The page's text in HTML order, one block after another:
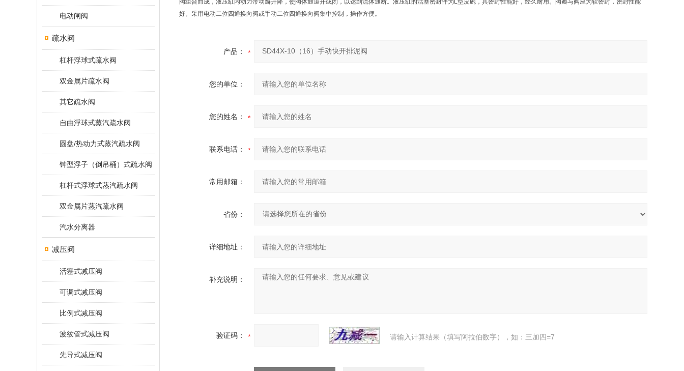
电动闸阀
疏水阀
杠杆浮球式疏水阀
双金属片疏水阀
其它疏水阀
自由浮球式蒸汽疏水阀
圆盘/热动力式蒸汽疏水阀
钟型浮子（倒吊桶）式疏水阀
杠杆式浮球式蒸汽疏水阀
双金属片蒸汽疏水阀
汽水分离器
减压阀
活塞式减压阀
可调式减压阀
比例式减压阀
波纹管式减压阀
先导式减压阀
阀组合而成，液压缸内动力带动瓣升降，使阀体通道开或闭，以达到流体通断。液压缸的活塞密封件为L型皮碗，其密封性能好，经久耐用。阀瓣与阀座为软密封，密封性能
好。采用电动二位四通换向阀或手动二位四通换向阀集中控制，操作方便。
产品：
您的单位：
您的姓名：
联系电话：
常用邮箱：
省份：
详细地址：
补充说明：
验证码： 请输入计算结果（填写阿拉伯数字），如：三加四=7